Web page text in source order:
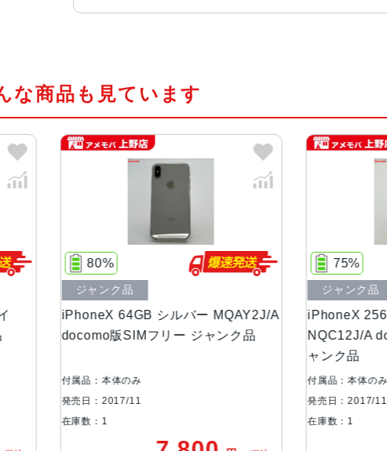
カラー スペースグレイ、シルバ
64GB、256GB
5.8インチ(2436ｘ1125)
アウトカメラ
生体認証 FaceID
発売日 2017年11月3日
な商品も見ています
iPhoneX 64GB シルバー MQAY2J/A
docomo版SIMフリー ジャンク品
80%
ジャンク品
付属品：本体のみ
発売日：2017/11
在庫数：1
iPhoneX 256GB
NQC12J/A
ャンク品
75%
ジャンク品
付属品：本体のみ
発売日：2017/11
在庫数：1